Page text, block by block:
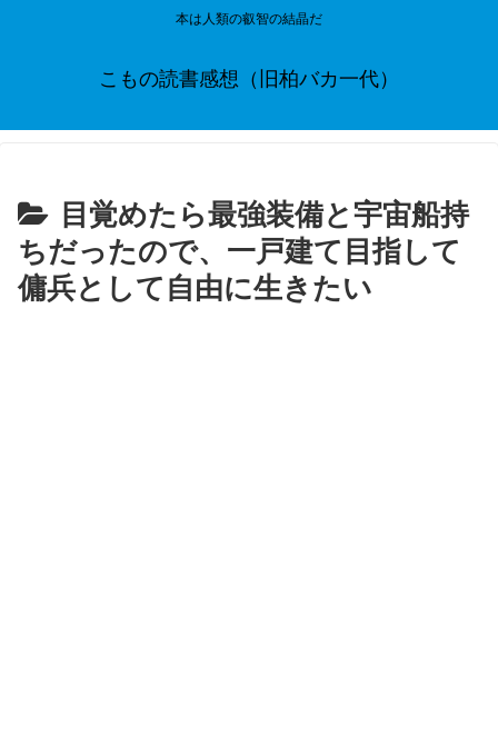
本は人類の叡智の結晶だ
こもの読書感想（旧柏バカ一代）
目覚めたら最強装備と宇宙船持
ちだったので、一戸建て目指して
傭兵として自由に生きたい